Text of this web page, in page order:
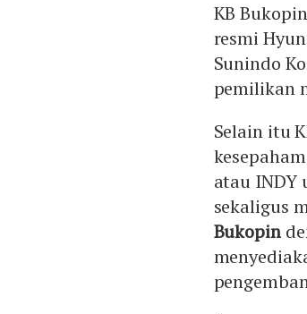
KB
resmi
Sunindo
pemilikan
Selain itu
atau INDY
sekaligus
Bukopin